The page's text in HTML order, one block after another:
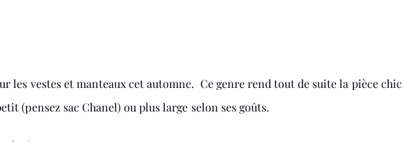
les vestes et manteaux cet automne. Ce genre rend tout de suite la pièce
(pensez sac Chanel) ou plus large selon ses goûts.